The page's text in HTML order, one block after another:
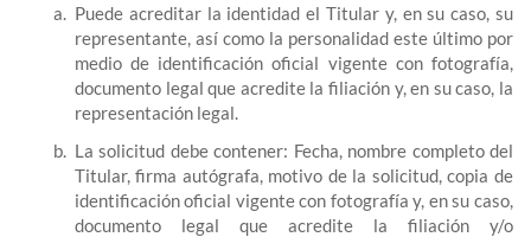
Puede acreditar la identidad el Titular y, en su caso, su
representante, así como la personalidad este último por
medio de identificación oficial vigente con fotografía,
documento legal que acredite la filiación y, en su caso, la
representación legal.
La solicitud debe contener: Fecha, nombre completo del
Titular, firma autógrafa, motivo de la solicitud, copia de
identificación oficial vigente con fotografía y, en su caso,
documento legal que acredite la filiación y/o